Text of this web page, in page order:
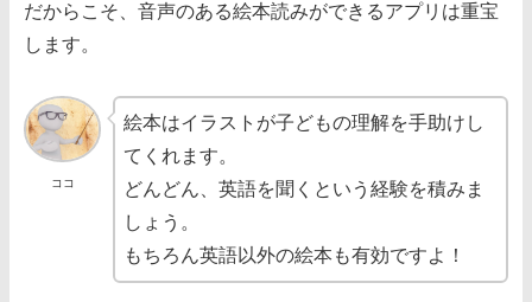
だからこそ、音声のある絵本読みができるアプリは重宝
します。
ココ
絵本はイラストが子どもの理解を手助けし
てくれます。
どんどん、英語を聞くという経験を積みま
しょう。
もちろん英語以外の絵本も有効ですよ！